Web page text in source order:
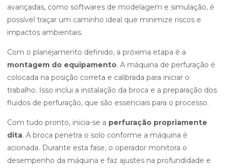
avançadas, como softwares de modelagem e simulação, é
possível traçar um caminho ideal que minimize riscos e
impactos ambientais.
Com o planejamento definido, a próxima etapa é a
montagem do equipamento. A máquina de perfuração é
colocada na posição correta e calibrada para iniciar o
trabalho. Isso inclui a instalação da broca e a preparação dos
fluidos de perfuração, que são essenciais para o processo.
Com tudo pronto, inicia-se a perfuração propriamente
dita. A broca penetra o solo conforme a máquina é
acionada. Durante esta fase, o operador monitora o
desempenho da máquina e faz ajustes na profundidade e